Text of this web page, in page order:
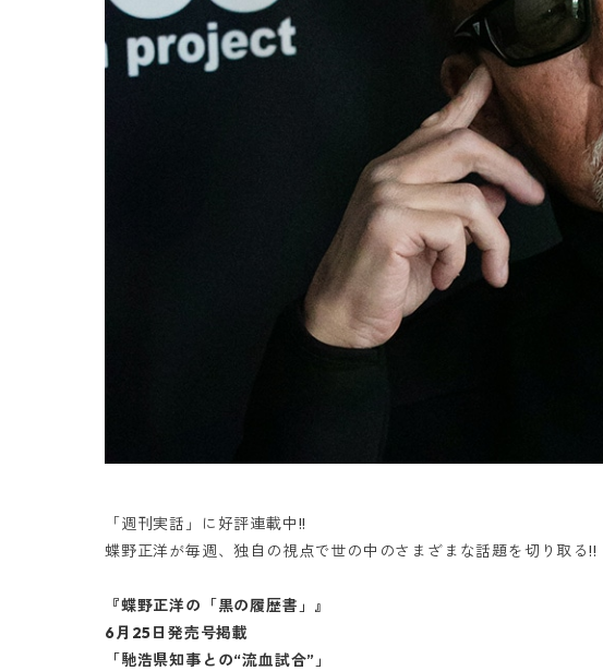
「週刊実話」に好評連載中!!
蝶野正洋が毎週、独自の視点で世の中のさまざまな話題を切り取る!!
『蝶野正洋の「黒の履歴書」』
6月25日発売号掲載
「馳浩県知事との“流血試合”」